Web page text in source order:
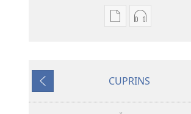
Opțiuni
publicații
DE
Opțiuni
materiale
Anterior
CUPRINS